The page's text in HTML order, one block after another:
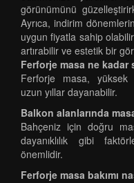
görünümünü
Ayrıca, indirim
uygun fiyatla sahip
artırabilir ve estetik bir
Ferforje masa ne kadar
Ferforje masa, yüksek
uzun yıllar dayanabilir.
Balkon alanlarında
Bahçeniz için doğru
dayanıklılık gibi
önemlidir.
Ferforje masa bakımı